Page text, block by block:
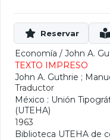
Economía / John A.
TEXTO IMPRESO
John A. Guthrie ;
Traductor
México : Unión
(UTEHA)
1963
Biblioteca UTEHA de